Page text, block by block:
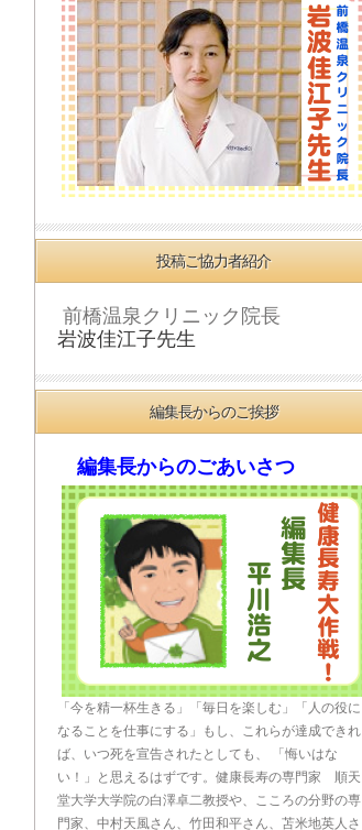
投稿ご協力者紹介
前橋温泉クリニック院長
岩波佳江子先生
編集長からのご挨拶
編集長からのごあいさつ
「今を精一杯生きる」「毎日を楽しむ」「人の役に
なることを仕事にする」もし、これらが達成できれ
ば、いつ死を宣告されたとしても、 「悔いはな
い！」と思えるはずです。健康長寿の専門家 順天
堂大学大学院の白澤卓二教授や、こころの分野の専
門家、中村天風さん、竹田和平さん、苫米地英人さ